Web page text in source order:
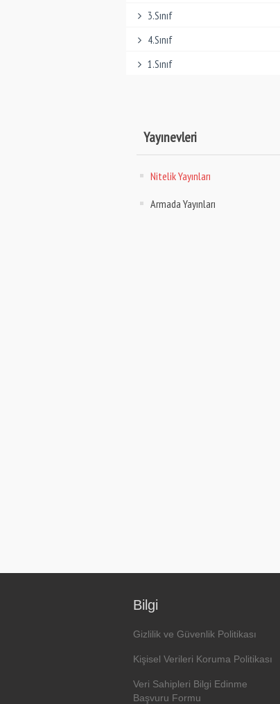
3.Sınıf
4.Sınıf
1.Sınıf
Yayınevleri
Nitelik Yayınları
Armada Yayınları
Bilgi
Gizlilik ve Güvenlik Politikası
Kişisel Verileri Koruma Politikası
Veri Sahipleri Bilgi Edinme
Başvuru Formu